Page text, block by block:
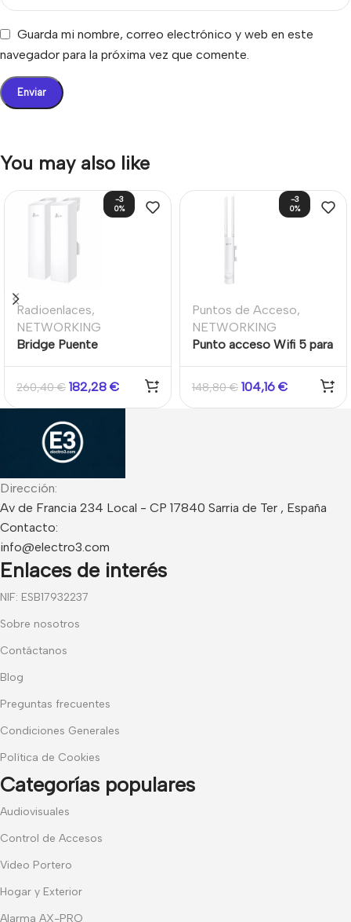
Guarda mi nombre, correo electrónico y web en este
navegador para la próxima vez que comente.
You may also like
-3
0%
Radioenlaces,
NETWORKING
Bridge Puente
Interior/Exterior Largo
Alcance Omada 5GHz
260,40€ 182,28 €
-3
0%
Puntos de Acceso,
NETWORKING
Punto acceso Wifi 5 para
GHz L3 PoE 24V
148,80€ 104,16 €
Dirección:
Av de Francia 234 Local - CP 17840 Sarria de Ter , España
Contacto:
info@electro3.com
Enlaces de interés
NIF: ESB17932237
Sobre nosotros
Contáctanos
Blog
Preguntas frecuentes
Condiciones Generales
Política de Cookies
Categorías populares
Audiovisuales
Control de Accesos
Video Portero
Hogar y Exterior
Alarma AX-PRO